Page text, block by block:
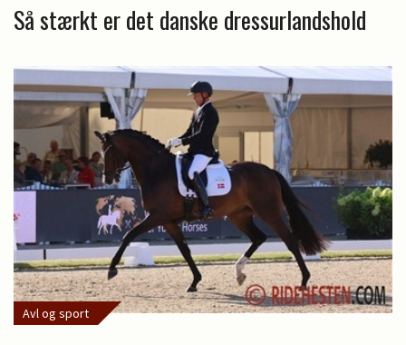
Så stærkt er det danske dressurlandshold
Avl og sport